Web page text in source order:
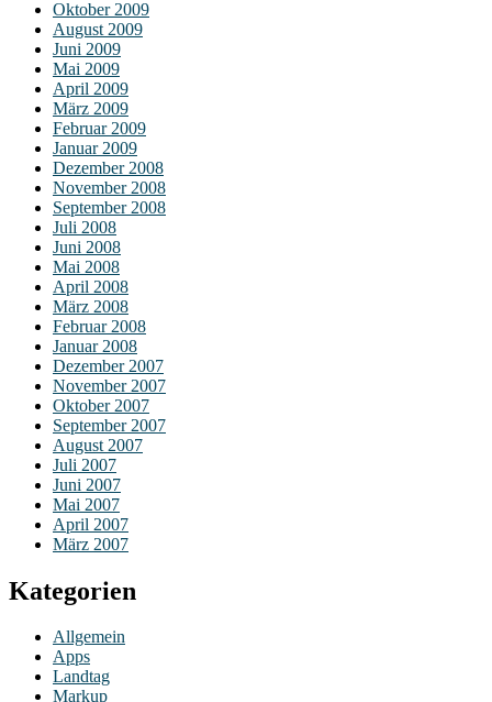
Oktober 2009
August 2009
Juni 2009
Mai 2009
April 2009
März 2009
Februar 2009
Januar 2009
Dezember 2008
November 2008
September 2008
Juli 2008
Juni 2008
Mai 2008
April 2008
März 2008
Februar 2008
Januar 2008
Dezember 2007
November 2007
Oktober 2007
September 2007
August 2007
Juli 2007
Juni 2007
Mai 2007
April 2007
März 2007
Kategorien
Allgemein
Apps
Landtag
Markup